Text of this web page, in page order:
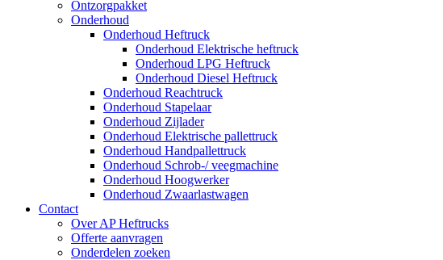
Ontzorgpakket
Onderhoud
Onderhoud Heftruck
Onderhoud Elektrische heftruck
Onderhoud LPG Heftruck
Onderhoud Diesel Heftruck
Onderhoud Reachtruck
Onderhoud Stapelaar
Onderhoud Zijlader
Onderhoud Elektrische pallettruck
Onderhoud Handpallettruck
Onderhoud Schrob-/ veegmachine
Onderhoud Hoogwerker
Onderhoud Zwaarlastwagen
Contact
Over AP Heftrucks
Offerte aanvragen
Onderdelen zoeken